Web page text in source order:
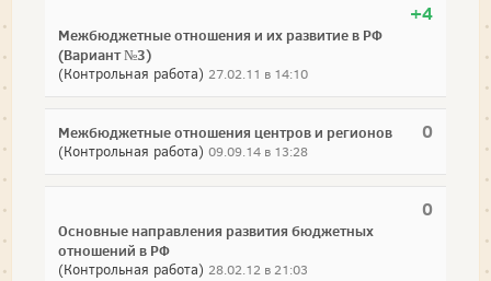
+4
Межбюджетные отношения и их развитие в РФ
(Вариант №3)
(Контрольная работа) 27.02.11 в 14:10
0
Межбюджетные отношения центров и регионов
(Контрольная работа) 09.09.14 в 13:28
0
Основные направления развития бюджетных
отношений в РФ
(Контрольная работа) 28.02.12 в 21:03